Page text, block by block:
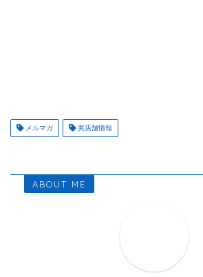
メルマガ 実店舗情報
ABOUT ME